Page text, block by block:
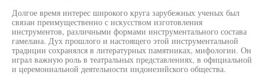
Долгое время интерес широкого круга зарубежных ученых был
связан преимущественно с искусством изготовления
инструментов, различными формами инструментального состава
гамелана. Дух прошлого и настоящего этой инструментальной
традиции сохранялся в литературных памятниках, мифологии. Он
играл важную роль в театральных представлениях, в официальной
и церемониальной деятельности индонезийского общества.